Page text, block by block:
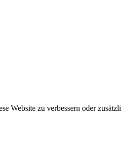
Website zu verbessern oder